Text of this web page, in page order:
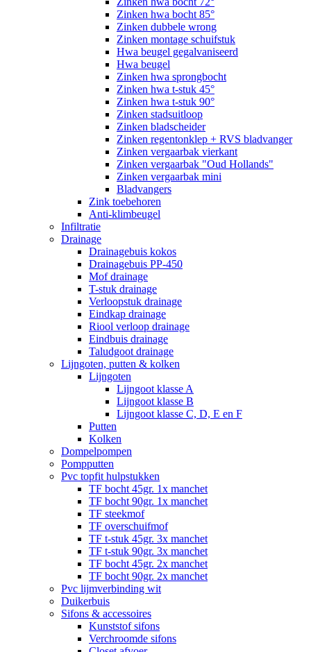
Zinken hwa bocht 85°
Zinken dubbele wrong
Zinken montage schuifstuk
Hwa beugel gegalvaniseerd
Hwa beugel
Zinken hwa sprongbocht
Zinken hwa t-stuk 45°
Zinken hwa t-stuk 90°
Zinken stadsuitloop
Zinken bladscheider
Zinken regentonklep + RVS bladvanger
Zinken vergaarbak vierkant
Zinken vergaarbak "Oud Hollands"
Zinken vergaarbak mini
Bladvangers
Zink toebehoren
Anti-klimbeugel
Infiltratie
Drainage
Drainagebuis kokos
Drainagebuis PP-450
Mof drainage
T-stuk drainage
Verloopstuk drainage
Eindkap drainage
Riool verloop drainage
Eindbuis drainage
Taludgoot drainage
Lijngoten, putten & kolken
Lijngoten
Lijngoot klasse A
Lijngoot klasse B
Lijngoot klasse C, D, E en F
Putten
Kolken
Dompelpompen
Pompputten
Pvc topfit hulpstukken
TF bocht 45gr. 1x manchet
TF bocht 90gr. 1x manchet
TF steekmof
TF overschuifmof
TF t-stuk 45gr. 3x manchet
TF t-stuk 90gr. 3x manchet
TF bocht 45gr. 2x manchet
TF bocht 90gr. 2x manchet
Pvc lijmverbinding wit
Duikerbuis
Sifons & accessoires
Kunststof sifons
Verchroomde sifons